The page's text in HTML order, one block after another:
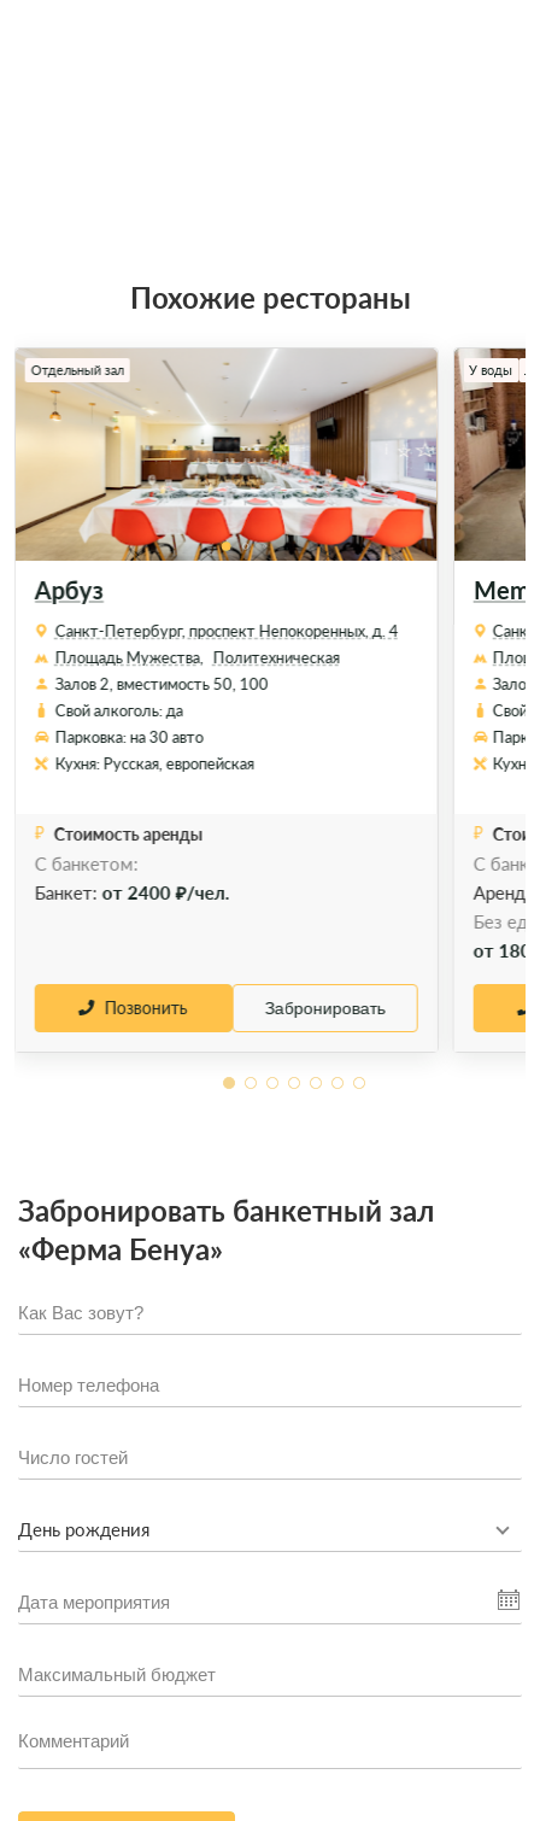
Похожие рестораны
Арбуз
Отдельный зал
Санкт-Петербург, проспект Непокоренных, д. 4
Площадь Мужества,
Политехническая
Залов 2, вместимость 50, 100
Свой алкоголь: да
Парковка: на 30 авто
Кухня: Русская, европейская
Стоимость аренды
С банкетом:
Банкет:от 2400 ₽/чел.
Позвонить Забронировать
У воды
Залов
Свой
С
Без
от
Забронировать банкетный зал
«Ферма Бенуа»
День рождения